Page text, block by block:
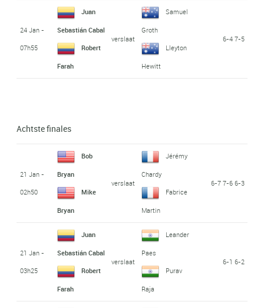
24 Jan -
07h55
Juan
Sebastián Cabal
Robert
Farah
verslaat
Samuel
Groth
Lleyton
Hewitt
6-4 7-5
Achtste finales
21 Jan -
02h50
Bob
Bryan
Mike
Bryan
verslaat
Jérémy
Chardy
Fabrice
Martin
6-7 7-6 6-3
21 Jan -
03h25
Juan
Sebastián Cabal
Robert
Farah
verslaat
Leander
Paes
Purav
Raja
6-1 6-2